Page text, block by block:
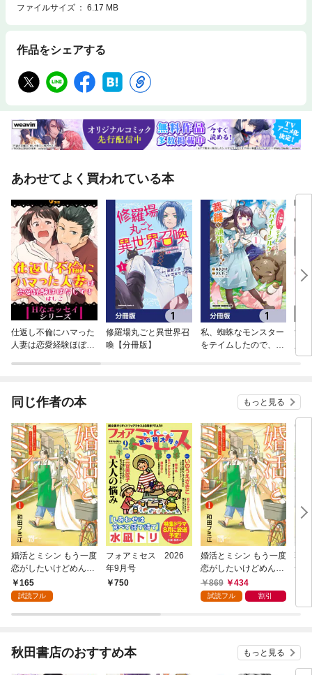
ファイルサイズ
6.17 MB
作品をシェアする
あわせてよく買われている本
仕返し不倫にハマった
人妻は恋愛経験ほぼな
修羅場丸ごと異世界召
喚【分冊版】
私、蜘蛛なモンスター
をテイムしたので、ス
女
同じ作者の本 もっと見る
婚活とミシン もう一度
恋がしたいけどめんど
くさい気もする【分冊
版】 1
165
試読フル
フォアミセス 2026
年9月号
750
婚活とミシン もう一度
恋がしたいけどめんど
くさい気もする 1
869 434
試読フル 割引
朝
子
秋田書店のおすすめ本 もっと見る